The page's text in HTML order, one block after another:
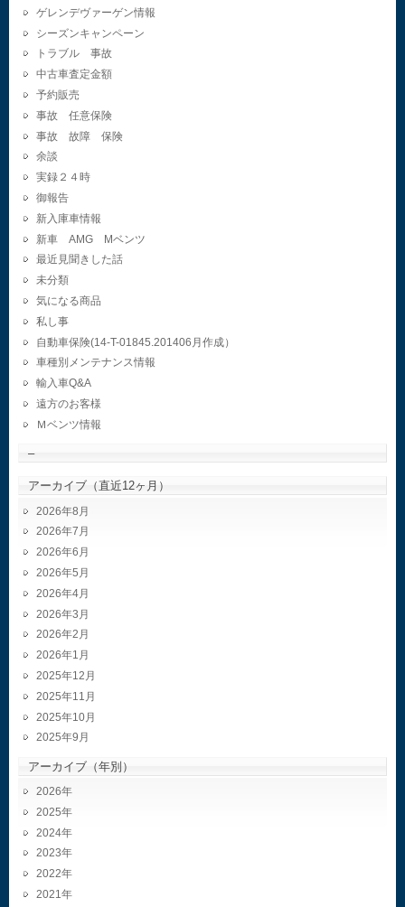
ゲレンデヴァーゲン情報
シーズンキャンペーン
トラブル 事故
中古車査定金額
予約販売
事故 任意保険
事故 故障 保険
余談
実録２４時
御報告
新入庫車情報
新車 AMG Mベンツ
最近見聞きした話
未分類
気になる商品
私し事
自動車保険(14-T-01845.201406月作成）
車種別メンテナンス情報
輸入車Q&A
遠方のお客様
Ｍベンツ情報
–
アーカイブ（直近12ヶ月）
2026年8月
2026年7月
2026年6月
2026年5月
2026年4月
2026年3月
2026年2月
2026年1月
2025年12月
2025年11月
2025年10月
2025年9月
アーカイブ（年別）
2026
2025
2024
2023
2022
2021